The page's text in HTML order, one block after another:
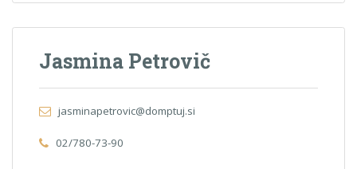
Jasmina Petrovič
jasminapetrovic@domptuj.si
02/780-73-90